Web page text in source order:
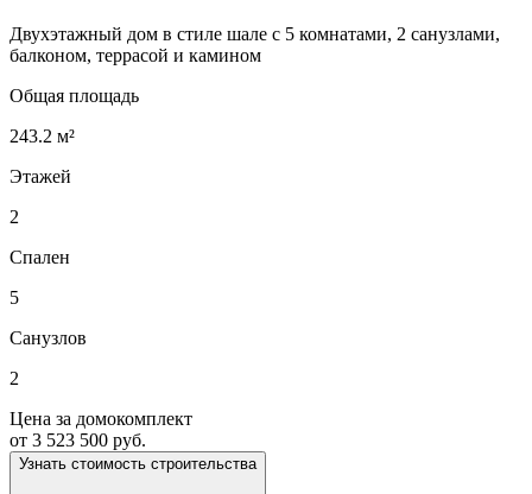
Двухэтажный дом в стиле шале с 5 комнатами, 2 санузлами,
балконом, террасой и камином
Общая площадь
243.2 м²
Этажей
2
Спален
5
Санузлов
2
Цена за домокомплект
от 3 523 500 руб.
Узнать стоимость строительства